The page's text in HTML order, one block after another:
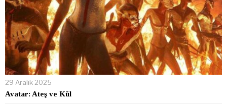
29 Aralık 2025
Avatar: Ateş ve Kül